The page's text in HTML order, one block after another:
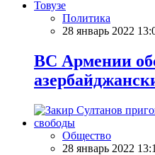
Политика
28 январь 2022
ВС Армении
Общество
28 январь 2022